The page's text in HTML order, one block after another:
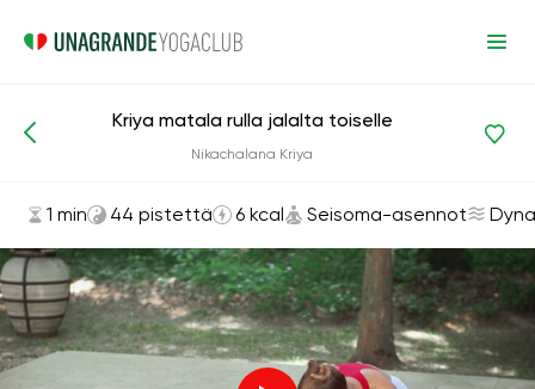
Asanat ja harjoitukset Seisoma-asennot
Kriya matala rulla jalalta toiselle
Nikachalana Kriya
1 min 44 pistettä 6 kcal Seisoma-asennot